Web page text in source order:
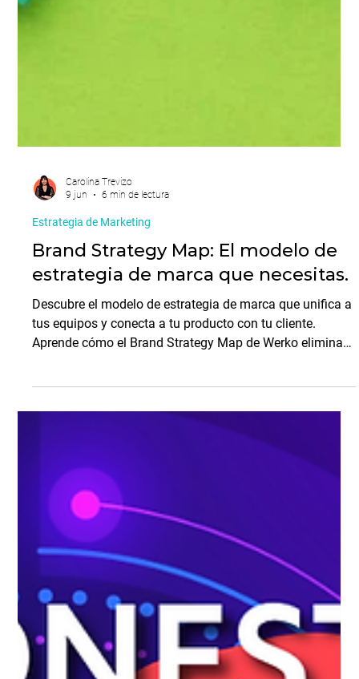
Carolina Trevizo
9 jun
6 min de lectura
Estrategia de Marketing
estrategia de marca que necesitas.
Descubre el modelo de estrategia de marca que unifica a
tus equipos y conecta a tu producto con tu cliente.
Aprende cómo el Brand Strategy Map de Werko elimina
el caos.